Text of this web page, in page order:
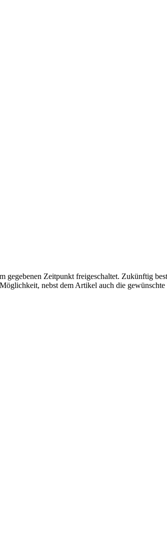
Zeitpunkt freigeschaltet. Zukünftig
nebst dem Artikel auch die